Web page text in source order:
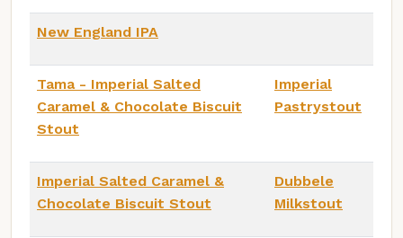
New England IPA
Tama - Imperial Salted
Caramel & Chocolate Biscuit
Stout
Imperial
Pastrystout
Imperial Salted Caramel &
Chocolate Biscuit Stout
Dubbele
Milkstout